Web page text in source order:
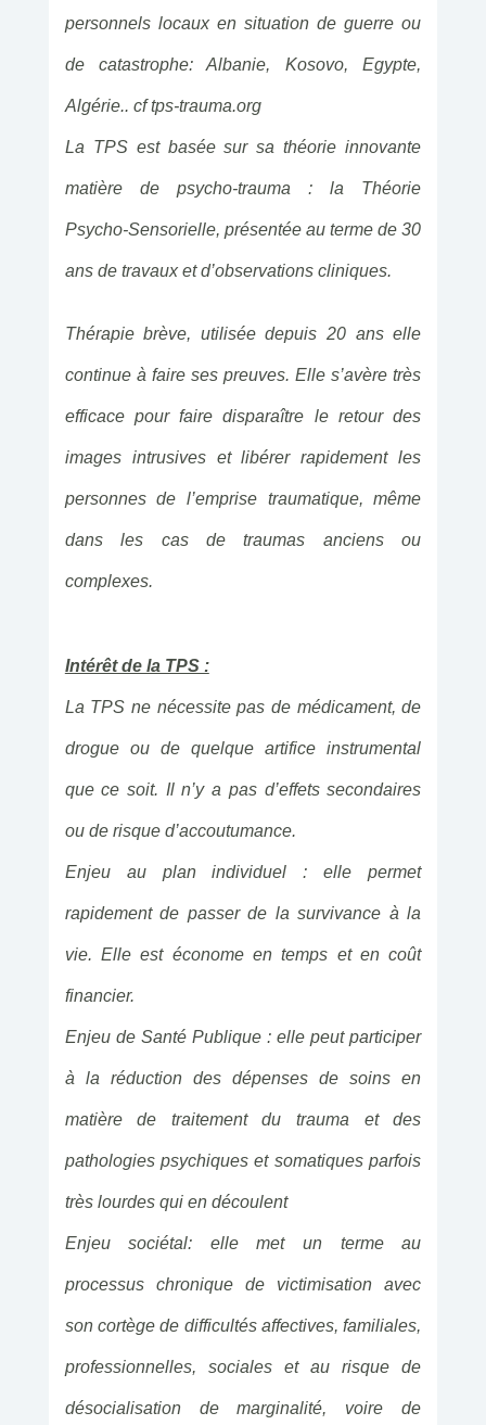
personnels locaux en situation de guerre ou
de catastrophe: Albanie, Kosovo, Egypte,
Algérie.. cf tps-trauma.org
La TPS est basée sur sa théorie innovante
matière de psycho-trauma : la Théorie
Psycho-Sensorielle, présentée au terme de 30
ans de travaux et d’observations cliniques.
Thérapie brève, utilisée depuis 20 ans elle
continue à faire ses preuves. Elle s’avère très
efficace pour faire disparaître le retour des
images intrusives et libérer rapidement les
personnes de l’emprise traumatique, même
dans les cas de traumas anciens ou
complexes.
Intérêt de la TPS :
La TPS ne nécessite pas de médicament, de
drogue ou de quelque artifice instrumental
que ce soit. Il n’y a pas d’effets secondaires
ou de risque d’accoutumance.
Enjeu au plan individuel : elle permet
rapidement de passer de la survivance à la
vie. Elle est économe en temps et en coût
financier.
Enjeu de Santé Publique : elle peut participer
à la réduction des dépenses de soins en
matière de traitement du trauma et des
pathologies psychiques et somatiques parfois
très lourdes qui en découlent
Enjeu sociétal: elle met un terme au
processus chronique de victimisation avec
son cortège de difficultés affectives, familiales,
professionnelles, sociales et au risque de
désocialisation de marginalité, voire de